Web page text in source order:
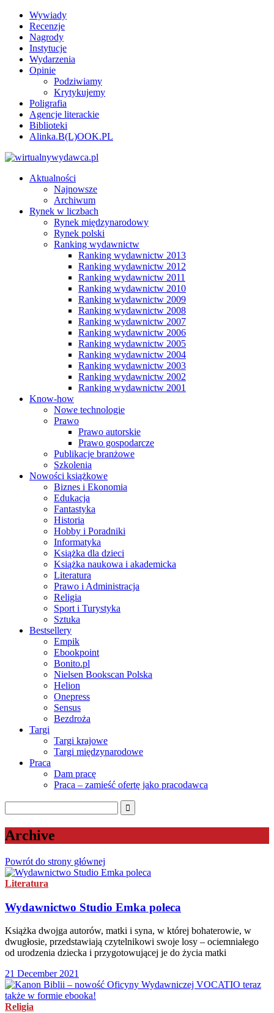
Wywiady
Recenzje
Nagrody
Instytucje
Wydarzenia
Opinie
Podziwiamy
Krytykujemy
Poligrafia
Agencje literackie
Biblioteki
Alinka.B(L)OOK.PL
Aktualności
Najnowsze
Archiwum
Rynek w liczbach
Rynek międzynarodowy
Rynek polski
Ranking wydawnictw
Ranking wydawnictw 2013
Ranking wydawnictw 2012
Ranking wydawnictw 2011
Ranking wydawnictw 2010
Ranking wydawnictw 2009
Ranking wydawnictw 2008
Ranking wydawnictw 2007
Ranking wydawnictw 2006
Ranking wydawnictw 2005
Ranking wydawnictw 2004
Ranking wydawnictw 2003
Ranking wydawnictw 2002
Ranking wydawnictw 2001
Know-how
Nowe technologie
Prawo
Prawo autorskie
Prawo gospodarcze
Publikacje branżowe
Szkolenia
Nowości książkowe
Biznes i Ekonomia
Edukacja
Fantastyka
Historia
Hobby i Poradniki
Informatyka
Książka dla dzieci
Książka naukowa i akademicka
Literatura
Prawo i Administracja
Religia
Sport i Turystyka
Sztuka
Bestsellery
Empik
Ebookpoint
Bonito.pl
Nielsen Bookscan Polska
Helion
Onepress
Sensus
Bezdroża
Targi
Targi krajowe
Targi międzynarodowe
Praca
Dam pracę
Praca – zamieść ofertę jako pracodawca
Archive
Powrót do strony głównej
Literatura
Wydawnictwo Studio Emka poleca
Książka dwojga autorów, matki i syna, w której bohaterowie, w
dwugłosie, przedstawiają czytelnikowi swoje losy – ociemniałego
od urodzenia dziecka i przygotowującej je do życia matki
21 December 2021
Religia